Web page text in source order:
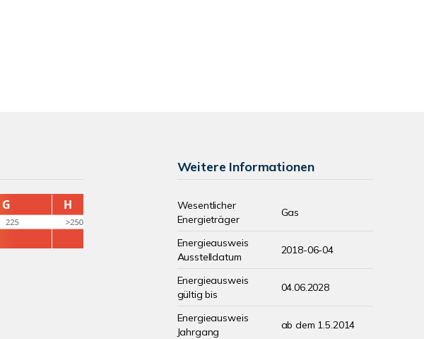
Weitere Informationen
Wesentlicher
Energieträger
Gas
Energieausweis
Ausstelldatum
2018-06-04
Energieausweis
gültig bis
04.06.2028
Energieausweis
Jahrgang
ab dem 1.5.2014